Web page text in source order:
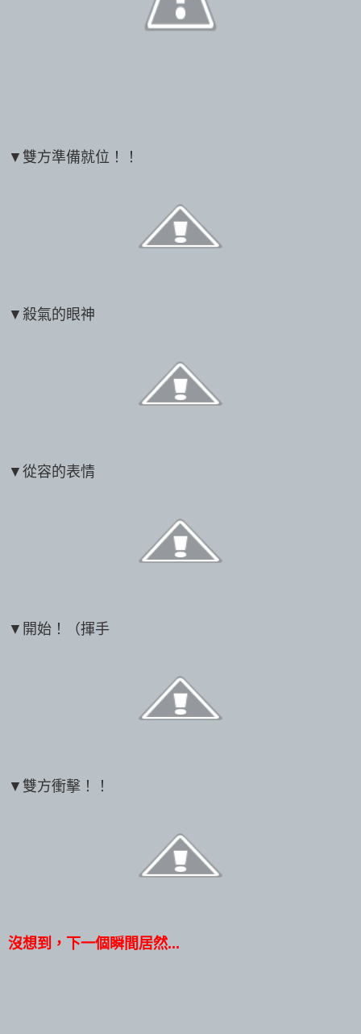
▼雙方準備就位！！
▼殺氣的眼神
▼從容的表情
▼開始！（揮手
▼雙方衝擊！！
沒想到，下一個瞬間居然...